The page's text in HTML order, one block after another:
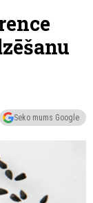
Seko mums Google